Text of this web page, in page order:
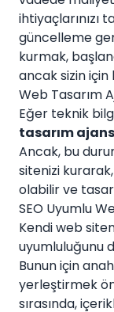
ihtiyaçlarınızı
güncelleme
kurmak,
ancak sizin
Web Tasarım
Eğer teknik
tasarım
Ancak, bu
sitenizi
olabilir ve
SEO Uyumlu
Kendi web
uyumluluğunu
Bunun için
yerleştirmek
sırasında,